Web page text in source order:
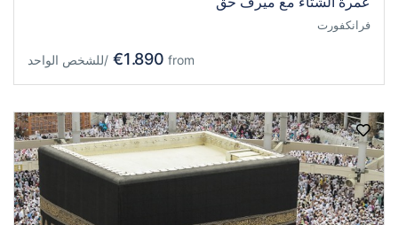
فرانكفورت
from
€1.890 /للشخص الواحد